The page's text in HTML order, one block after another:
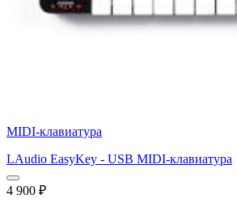
MIDI-клавиатура
LAudio EasyKey - USB MIDI-клавиатура
4 900 ₽